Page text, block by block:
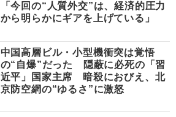
「今回の“人質外交”は、経済的圧力
から明らかにギアを上げている」
中国高層ビル・小型機衝突は覚悟
の“自爆”だった 隠蔽に必死の「習
近平」国家主席 暗殺におびえ、北
京防空網の“ゆるさ”に激怒